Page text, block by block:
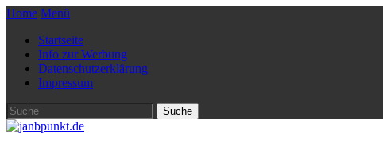
Home Menü
Startseite
Info zur Werbung
Datenschutzerklärung
Impressum